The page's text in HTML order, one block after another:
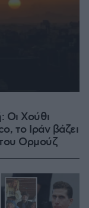
Οι Χούθι
το Ιράν βάζει
Ορμούζ